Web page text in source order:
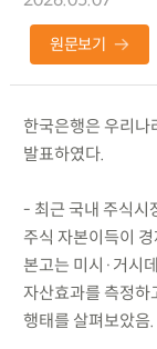
원문보기
한국은행은 우리나
발표하였다.
- 최근 국내 주식시
주식 자본이득이
본고는 미시·거시
자산효과를 측정하
행태를 살펴보았음.